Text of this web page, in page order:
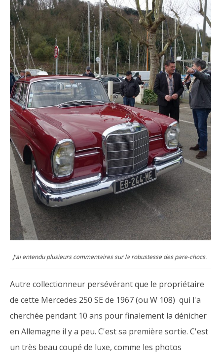
J'ai entendu plusieurs commentaires sur la robustesse des pare-chocs.
Autre collectionneur persévérant que le propriétaire
de cette Mercedes 250 SE de 1967 (ou W 108) qui l'a
cherchée pendant 10 ans pour finalement la dénicher
en Allemagne il y a peu. C'est sa première sortie. C'est
un très beau coupé de luxe, comme les photos